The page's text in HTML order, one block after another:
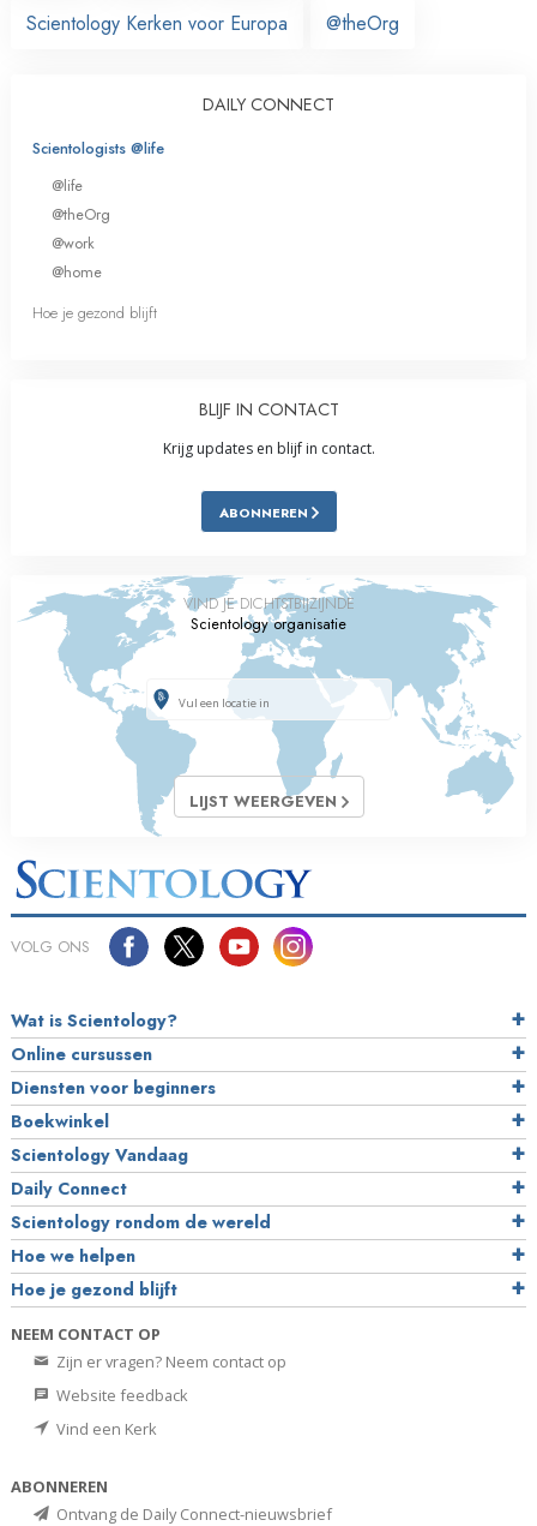
Scientology Kerken voor Europa @theOrg
DAILY CONNECT
Scientologists @life
@life
@theOrg
@work
@home
Hoe je gezond blijft
BLIJF IN CONTACT
Krijg updates en blijf in contact.
ABONNEREN
VIND JE DICHTSTBIJZIJNDE
Scientology organisatie
LIJST WEERGEVEN
VOLG ONS
Wat is Scientology?
Online cursussen
Diensten voor beginners
Boekwinkel
Scientology Vandaag
Daily Connect
Scientology rondom de wereld
Hoe we helpen
Hoe je gezond blijft
NEEM CONTACT OP
Zijn er vragen? Neem contact op
Website feedback
Vind een Kerk
ABONNEREN
Ontvang de Daily Connect-nieuwsbrief